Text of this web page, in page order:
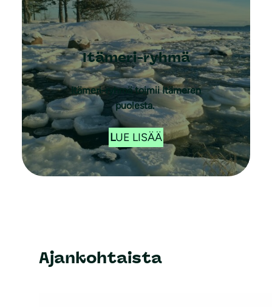
Itämeri-ryhmä
Itämeri-ryhmä toimii Itämeren
puolesta.
LUE LISÄÄ
Ajankohtaista